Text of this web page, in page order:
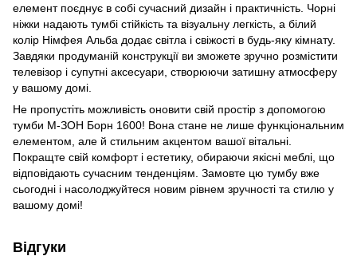
елемент поєднує в собі сучасний дизайн і практичність. Чорні
ніжки надають тумбі стійкість та візуальну легкість, а білий
колір Німфея Альба додає світла і свіжості в будь-яку кімнату.
Завдяки продуманій конструкції ви зможете зручно розмістити
телевізор і супутні аксесуари, створюючи затишну атмосферу
у вашому домі.
Не пропустіть можливість оновити свій простір з допомогою
тумби М-ЗОН Борн 1600! Вона стане не лише функціональним
елементом, але й стильним акцентом вашої вітальні.
Покращте свій комфорт і естетику, обираючи якісні меблі, що
відповідають сучасним тенденціям. Замовте цю тумбу вже
сьогодні і насолоджуйтеся новим рівнем зручності та стилю у
вашому домі!
Відгуки